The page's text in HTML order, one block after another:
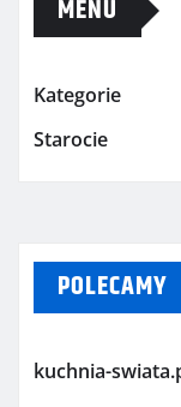
MENU
Kategorie
Starocie
POLECAMY
kuchnia-